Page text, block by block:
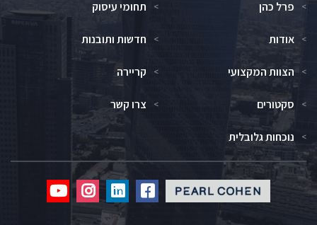
Click
Click
to
Click
Click
פרל כהן
אודות
הצוות המקצועי
סקטורים
נוכחות גלובלית
תחומי עיסוק
חדשות ותובנות
קריירה
צרו קשר